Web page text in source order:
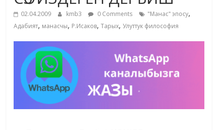
маданияты
жана
02.04.2009 kmb3 0 Comments "Манас" эпосу,
Адабият, манасчы, Р.Исаков,Тарых, Улуттук философия